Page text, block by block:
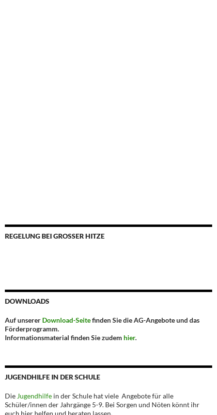
REGELUNG BEI GROSSER HITZE
DOWNLOADS
Auf unserer Download-Seitefinden Sie die AG-Angebote und das
Förderprogramm.
Informationsmaterial finden Sie zudem hier.
JUGENDHILFE IN DER SCHULE
Die Jugendhilfe in der Schule hat viele Angebote für alle
Schüler/innen der Jahrgänge 5-9. Bei Sorgen und Nöten könnt ihr
euch hier helfen und beraten lassen.